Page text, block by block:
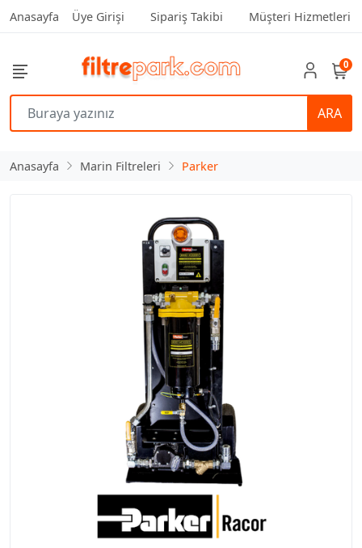
Anasayfa Üye Girişi Sipariş Takibi Müşteri Hizmetleri
ARA
0
Anasayfa Marin Filtreleri Parker